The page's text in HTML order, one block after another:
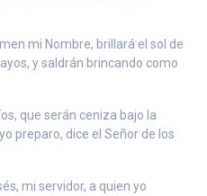
mi Nombre, brillará el sol de
y saldrán brincando como
que serán ceniza bajo la
preparo, dice el Señor de los
mi servidor, a quien yo